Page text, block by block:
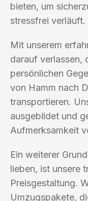
bieten, um
stressfrei verläuft.
Mit unserem
darauf verlassen,
persönlichen
von Hamm nach
transportieren.
ausgebildet und
Aufmerksamkeit
Ein weiterer
lieben, ist unsere
Preisgestaltung.
Umzugspakete,